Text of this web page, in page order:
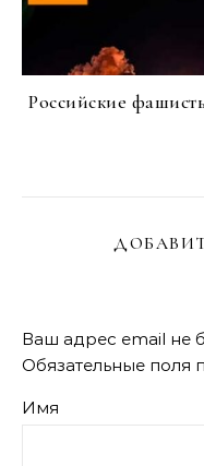
Российские
Ваш адрес email не
Обязательные поля
Имя